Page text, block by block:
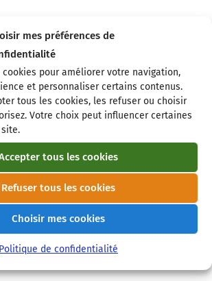
mes préférences de
pour améliorer votre navigation,
et personnaliser certains contenus.
tous les cookies, les refuser ou choisir
Votre choix peut influencer certaines
tous les cookies
Refuser tous les cookies
Choisir mes cookies
Politique de confidentialité